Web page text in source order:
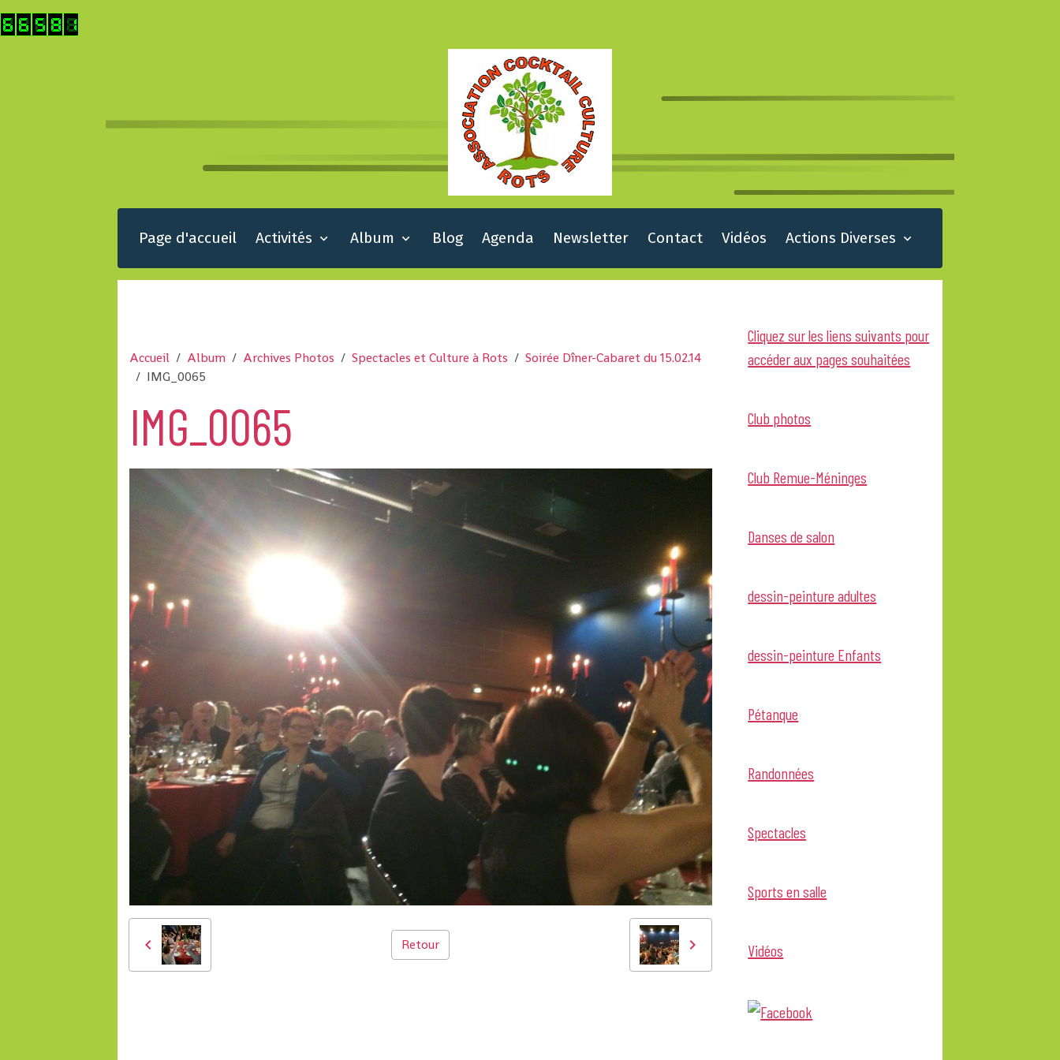
Page d'accueil Activités Album Blog Agenda Newsletter Contact Vidéos Actions Diverses
Accueil Album Archives Photos Spectacles et Culture à Rots
Soirée Dîner-Cabaret du 15.02.14
IMG_0065
IMG_0065
Retour
Cliquez sur les liens suivants pour
accéder aux pages souhaitées
Club photos
Club Remue-Méninges
Danses de salon
dessin-peinture adultes
dessin-peinture Enfants
Pétanque
Randonnées
Spectacles
Sports en salle
Vidéos